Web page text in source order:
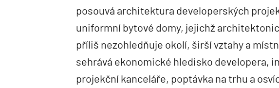
posouvá architektura developerských
uniformní bytové domy, jejichž
příliš nezohledňuje okolí, širší vztahy a
sehrává ekonomické hledisko developera,
projekční kanceláře, poptávka na trhu a